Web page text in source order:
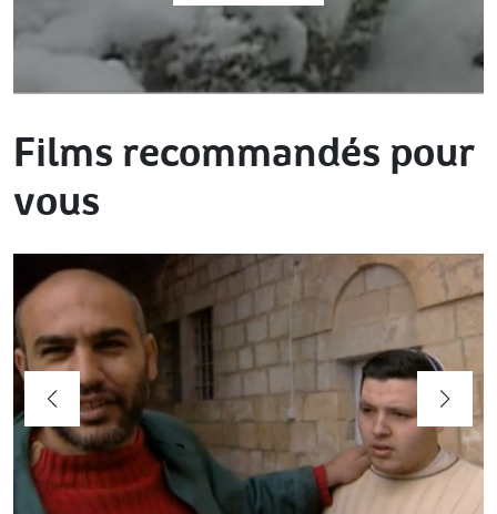
Films recommandés pour
vous